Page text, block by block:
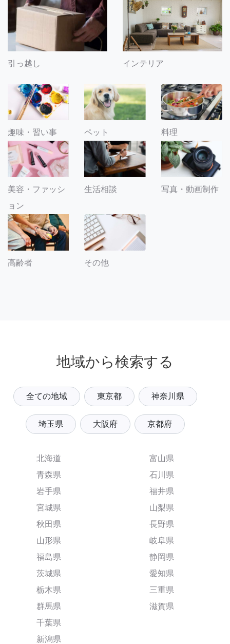
引っ越し インテリア
趣味・習い事 ペット 料理
美容・ファッシ
ョン
生活相談 写真・動画制作
高齢者 その他
地域から検索する
全ての地域 東京都 神奈川県
埼玉県 大阪府 京都府
北海道
青森県
岩手県
宮城県
秋田県
山形県
福島県
茨城県
栃木県
群馬県
千葉県
新潟県
富山県
石川県
福井県
山梨県
長野県
岐阜県
静岡県
愛知県
三重県
滋賀県